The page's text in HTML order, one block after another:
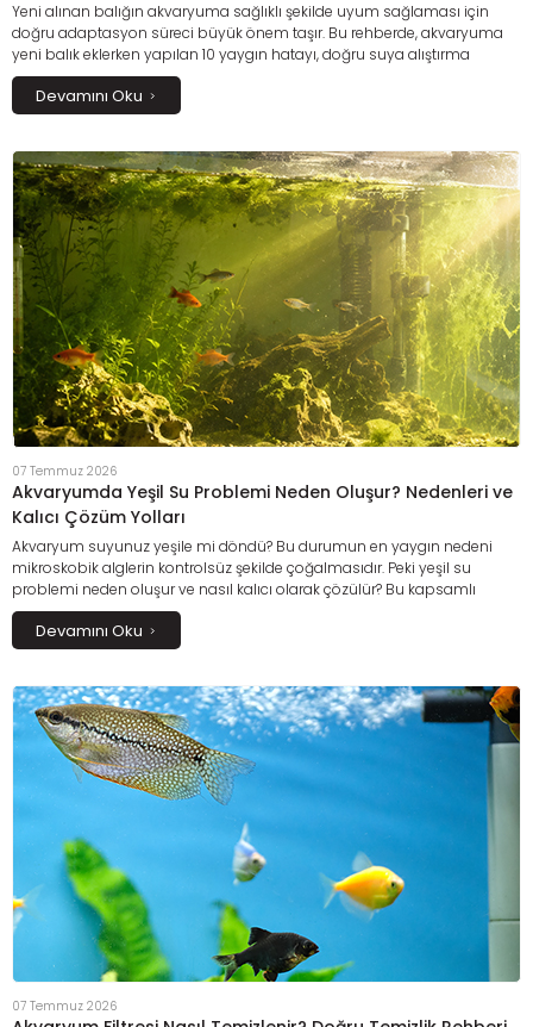
Yeni alınan balığın akvaryuma sağlıklı şekilde uyum sağlaması için
doğru adaptasyon süreci büyük önem taşır. Bu rehberde, akvaryuma
yeni balık eklerken yapılan 10 yaygın hatayı, doğru suya alıştırma
yöntemlerini, karantina sürecinin önemini ve ilk hafta bakımında dikkat
edilmesi gereken noktaları detaylı
Devamını Oku
07 Temmuz 2026
Akvaryumda Yeşil Su Problemi Neden Oluşur? Nedenleri ve
Kalıcı Çözüm Yolları
Akvaryum suyunuz yeşile mi döndü? Bu durumun en yaygın nedeni
mikroskobik alglerin kontrolsüz şekilde çoğalmasıdır. Peki yeşil su
problemi neden oluşur ve nasıl kalıcı olarak çözülür? Bu kapsamlı
rehberde fazla aydınlatma, aşırı yemleme, yetersiz filtrasyon ve su
değerlerindeki dengesizliklerin alg oluşumuna etkisini öğrenebilir; yeşil
suyu önlemek ve akvaryumunuzu uzun süre berrak tutmak için
Devamını Oku
07 Temmuz 2026